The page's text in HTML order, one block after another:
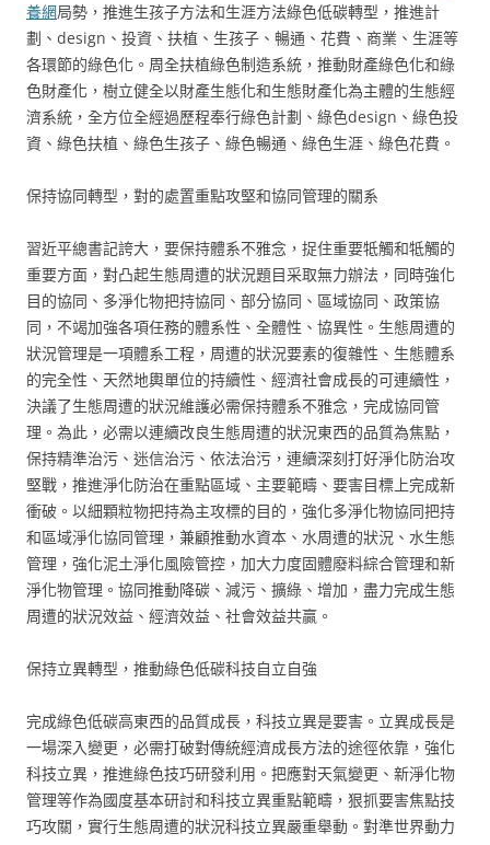
養網局勢，推進生孩子方法和生涯方法綠色低碳轉型，推進計
劃、design、投資、扶植、生孩子、暢通、花費、商業、生涯等
各環節的綠色化。周全扶植綠色制造系統，推動財產綠色化和綠
色財產化，樹立健全以財產生態化和生態財產化為主體的生態經
濟系統，全方位全經過歷程奉行綠色計劃、綠色design、綠色投
資、綠色扶植、綠色生孩子、綠色暢通、綠色生涯、綠色花費。
保持協同轉型，對的處置重點攻堅和協同管理的關系
習近平總書記誇大，要保持體系不雅念，捉住重要牴觸和牴觸的
重要方面，對凸起生態周遭的狀況題目采取無力辦法，同時強化
目的協同、多淨化物把持協同、部分協同、區域協同、政策協
同，不竭加強各項任務的體系性、全體性、協異性。生態周遭的
狀況管理是一項體系工程，周遭的狀況要素的復雜性、生態體系
的完全性、天然地輿單位的持續性、經濟社會成長的可連續性，
決議了生態周遭的狀況維護必需保持體系不雅念，完成協同管
理。為此，必需以連續改良生態周遭的狀況東西的品質為焦點，
保持精準治污、迷信治污、依法治污，連續深刻打好淨化防治攻
堅戰，推進淨化防治在重點區域、主要範疇、要害目標上完成新
衝破。以細顆粒物把持為主攻標的目的，強化多淨化物協同把持
和區域淨化協同管理，兼顧推動水資本、水周遭的狀況、水生態
管理，強化泥土淨化風險管控，加大力度固體廢料綜合管理和新
淨化物管理。協同推動降碳、減污、擴綠、增加，盡力完成生態
周遭的狀況效益、經濟效益、社會效益共贏。
保持立異轉型，推動綠色低碳科技自立自強
完成綠色低碳高東西的品質成長，科技立異是要害。立異成長是
一場深入變更，必需打破對傳統經濟成長方法的途徑依靠，強化
科技立異，推進綠色技巧研發利用。把應對天氣變更、新淨化物
管理等作為國度基本研討和科技立異重點範疇，狠抓要害焦點技
巧攻關，實行生態周遭的狀況科技立異嚴重舉動。對準世界動力